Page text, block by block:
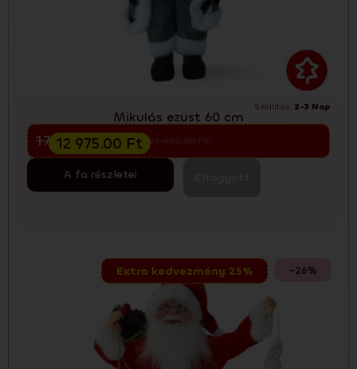
Szállítás: 2-3 Nap
Mikulás ezüst 60 cm
Előkarácsonyi kiárusítás
23 400.00
17 300.00Ft
12 975.00 Ft
A fa részletei
-26%
Extra kedvezmény 25%